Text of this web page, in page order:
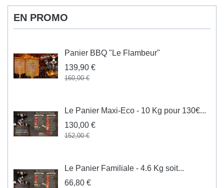
EN PROMO
Panier BBQ "Le Flambeur"
139,90 €
160,00 €
Le Panier Maxi-Eco - 10 Kg pour 130€...
130,00 €
152,00 €
Le Panier Familiale - 4.6 Kg soit...
66,80 €